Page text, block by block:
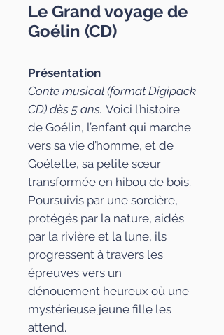
Le Grand voyage de
Goélin (CD)
Présentation
Conte musical (format Digipack
CD) dès 5 ans. Voici l’histoire
de Goélin, l’enfant qui marche
vers sa vie d’homme, et de
Goélette, sa petite sœur
transformée en hibou de bois.
Poursuivis par une sorcière,
protégés par la nature, aidés
par la rivière et la lune, ils
progressent à travers les
épreuves vers un
dénouement heureux où une
mystérieuse jeune fille les
attend.